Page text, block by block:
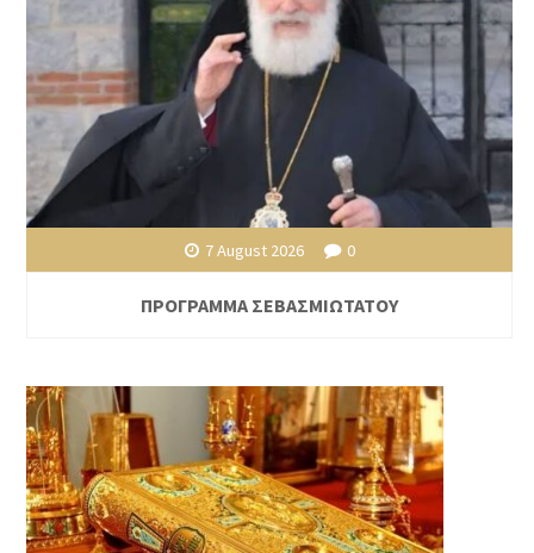
7 August 2026 0
ΠΡΟΓΡΑΜΜΑ ΣΕΒΑΣΜΙΩΤΑΤΟΥ